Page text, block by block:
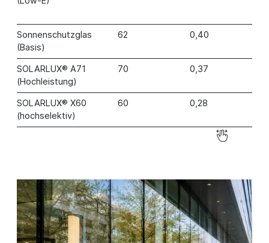
Sonnenschutzglas
(Basis)
62 0,40
SOLARLUX® A71
(Hochleistung)
70 0,37
SOLARLUX® X60
(hochselektiv)
60 0,28